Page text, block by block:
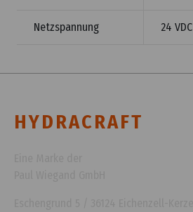
Netzspannung 24 VDC
HYDRACRAFT